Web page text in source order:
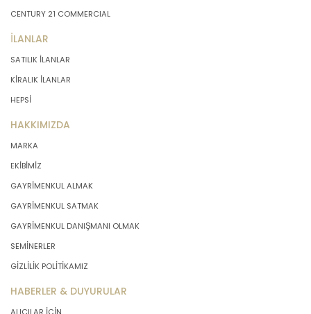
CENTURY 21 COMMERCIAL
İLANLAR
SATILIK İLANLAR
KİRALIK İLANLAR
HEPSİ
HAKKIMIZDA
MARKA
EKİBİMİZ
GAYRİMENKUL ALMAK
GAYRİMENKUL SATMAK
GAYRİMENKUL DANIŞMANI OLMAK
SEMİNERLER
GİZLİLİK POLİTİKAMIZ
HABERLER & DUYURULAR
ALICILAR İÇİN